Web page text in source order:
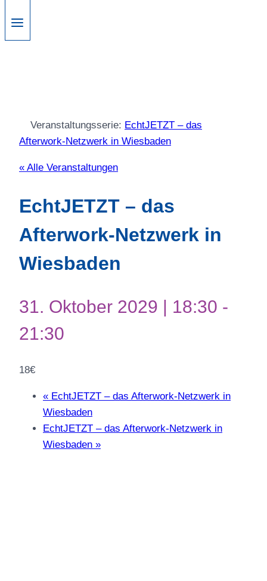
Veranstaltungsserie: EchtJETZT – das
Afterwork-Netzwerk in Wiesbaden
« Alle Veranstaltungen
EchtJETZT – das
Afterwork-Netzwerk in
Wiesbaden
31. Oktober 2029 | 18:30 -
21:30
18€
« EchtJETZT – das Afterwork-Netzwerk in
Wiesbaden
EchtJETZT – das Afterwork-Netzwerk in
Wiesbaden »